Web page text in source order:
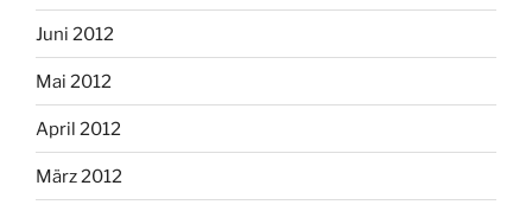
Juni 2012
Mai 2012
April 2012
März 2012